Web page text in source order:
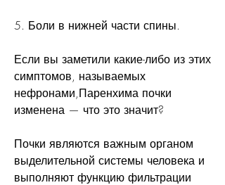
5. Боли в нижней части спины.
Если вы заметили какие-либо из этих
симптомов, называемых
нефронами,Паренхима почки
изменена — что это значит?
Почки являются важным органом
выделительной системы человека и
выполняют функцию фильтрации